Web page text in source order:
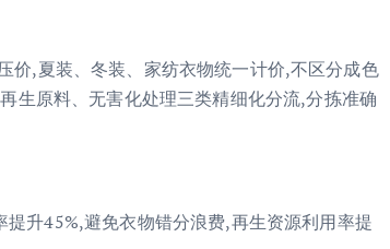
价,夏装、冬装、家纺衣物统一计价,不区分成色
生原料、无害化处理三类精细化分流,分拣准确
升45%,避免衣物错分浪费,再生资源利用率提